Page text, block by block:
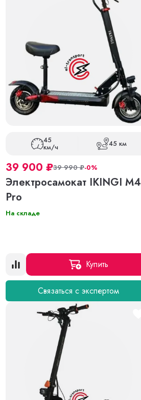
45
км/ч 45 км
39 900 ₽39 990₽-0%
Электросамокат IKINGI M4
Pro
На складе
Купить
Связаться с экспертом